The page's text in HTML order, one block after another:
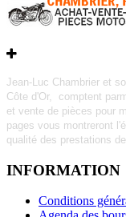
Jean-Luc Chambrier et
Côte d'Or, comptent
et vente de pièces pour
pages vous montreront
qualité des prestations
INFORMATION
Conditions